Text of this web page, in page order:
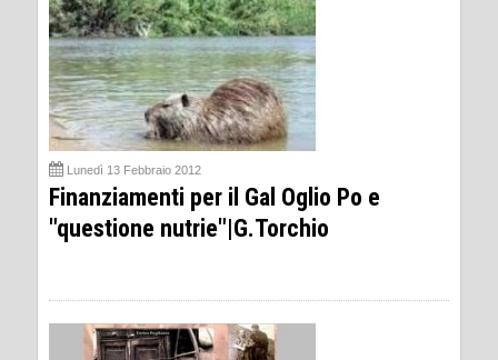
Lunedì 13 Febbraio 2012
Finanziamenti per il Gal Oglio Po e
"questione nutrie"|G.Torchio